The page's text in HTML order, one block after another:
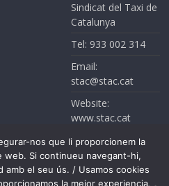
Sindicat del Taxi de
Catalunya
Tel: 933 002 314
Email:
stac@stac.cat
Website:
www.stac.cat
nos que li proporcionem la
web. Si continueu navegant-hi,
el seu ús. / Usamos cookies
la mejor experiencia